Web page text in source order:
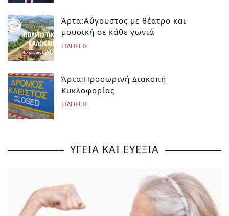
Άρτα:Αύγουστος με θέατρο και
μουσική σε κάθε γωνιά
ΕΙΔΗΣΕΙΣ
Άρτα:Προσωρινή Διακοπή
Κυκλοφορίας
ΕΙΔΗΣΕΙΣ
ΥΓΕΙΑ ΚΑΙ ΕΥΕΞΙΑ